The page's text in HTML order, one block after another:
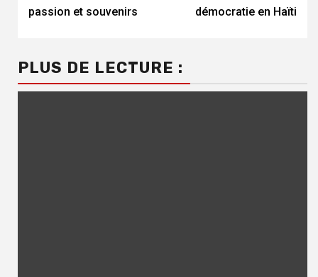
passion et souvenirs
démocratie en Haïti
PLUS DE LECTURE :